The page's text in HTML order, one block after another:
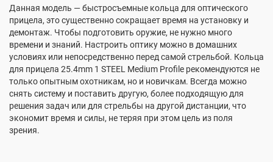
Данная модель — быстросъемные кольца для оптического
прицела, это существенно сокращает время на установку и
демонтаж. Чтобы подготовить оружие, не нужно много
времени и знаний. Настроить оптику можно в домашних
условиях или непосредственно перед самой стрельбой. Кольца
для прицела 25.4mm 1 STEEL Medium Profile рекомендуются не
только опытным охотникам, но и новичкам. Всегда можно
снять систему и поставить другую, более подходящую для
решения задач или для стрельбы на другой дистанции, что
экономит время и силы, не теряя при этом цель из поля
зрения.